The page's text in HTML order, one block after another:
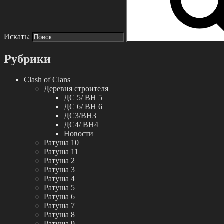
Искать:
Рубрики
Clash of Clans
Деревня строителя
ДС 5/ BH 5
ДС 6/ BH 6
ДС3/BH3
ДС4/ BH4
Новости
Ратуша 10
Ратуша 11
Ратуша 2
Ратуша 3
Ратуша 4
Ратуша 5
Ратуша 6
Ратуша 7
Ратуша 8